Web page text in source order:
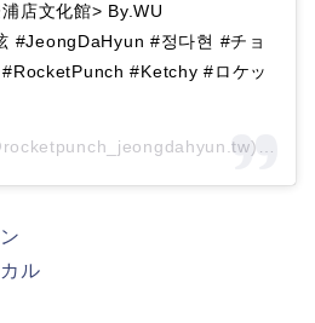
店文化館> By.WU
#JeongDaHyun‬ #정다현‬ #チョ
#Ketchy #ロケッ
ル